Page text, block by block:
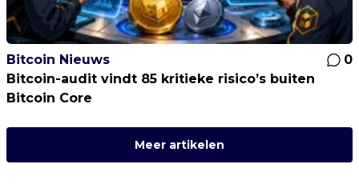
Bitcoin Nieuws
0
Bitcoin-audit vindt 85 kritieke risico’s buiten
Bitcoin Core
Meer artikelen